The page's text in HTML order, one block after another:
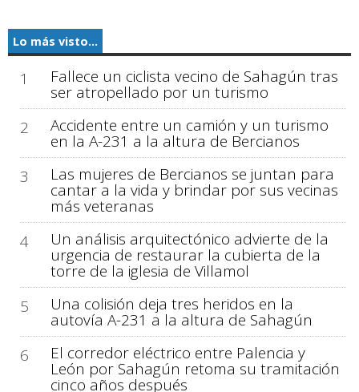
Lo más visto...
1 Fallece un ciclista vecino de Sahagún tras
ser atropellado por un turismo
2
Accidente entre un camión y un turismo
en la A-231 a la altura de Bercianos
3
Las mujeres de Bercianos se juntan para
cantar a la vida y brindar por sus vecinas
más veteranas
4
Un análisis arquitectónico advierte de la
urgencia de restaurar la cubierta de la
torre de la iglesia de Villamol
5
Una colisión deja tres heridos en la
autovía A-231 a la altura de Sahagún
6
El corredor eléctrico entre Palencia y
León por Sahagún retoma su tramitación
cinco años después